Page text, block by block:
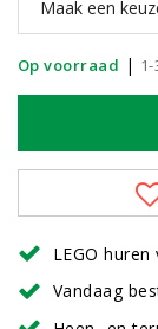
Op voorraad |
LEGO
Vandaag